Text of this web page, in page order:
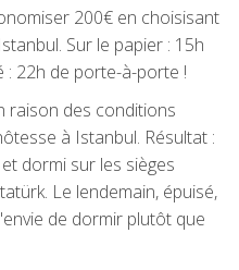
200€ en choisisant
Sur le papier : 15h
: 22h de porte-à-porte !
raison des conditions
à Istanbul. Résultat :
dormi sur les sièges
Le lendemain, épuisé,
de dormir plutôt que